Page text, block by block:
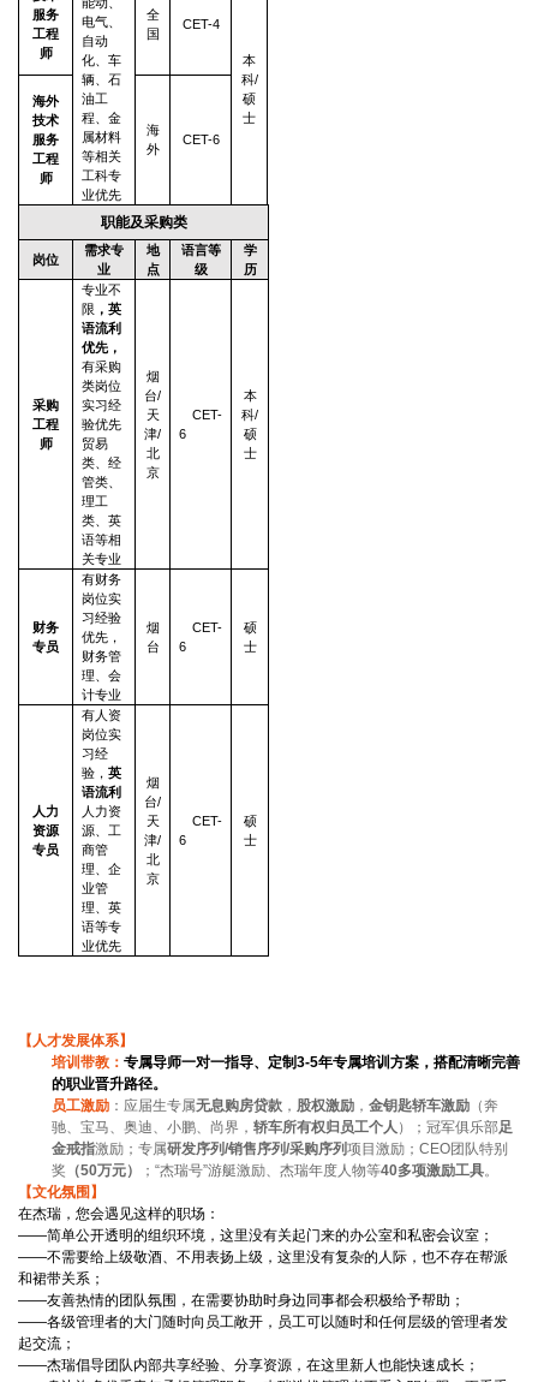
服务
工程
师
电气、
自动
化、车
辆、石
油工
程、金
属材料
等相关
工科专
业优先
全
国
CET-4
本
科/
硕
士
海外
技术
服务
工程
师
海
外
CET-6
职能及采购类
岗位
需求专
业
地
点
语言等
级
学
历
采购
工程
师
专业不
限 ，英
语流利
优先，
有采购
类岗位
实习经
验优先
贸易
类、经
管类、
理工
类、英
语等相
关专业
烟
台/
天
津/
北
京
CET-
6
本
科/
硕
士
财务
专员
有财务
岗位实
习经验
优先，
财务管
理、会
计专业
烟
台
CET-
6
硕
士
人力
资源
专员
有人资
岗位实
习经
验， 英
语流利
人力资
源、工
商管
理、企
业管
理、英
语等专
业优先
烟
台/
天
津/
北
京
CET-
6
硕
士
【人才发展体系】
培训带教： 专属导师一对一指导、定制3-5年专属培训方案，搭配清晰完善
的职业晋升路径。
员工激励 ：应届生专属无息购房贷款 ， 股权激励 ， 金钥匙轿车激励 （奔
驰、宝马、奥迪、小鹏、尚界， 轿车所有权归员工个人 ）；冠军俱乐部足
金戒指激励；专属研发序列/销售序列/采购序列项目激励；CEO团队特别
奖 （50万元） ；“杰瑞号”游艇激励、杰瑞年度人物等40多项激励工具。
【文化氛围】
在杰瑞，您会遇见这样的职场：
——简单公开透明的组织环境，这里没有关起门来的办公室和私密会议室；
——不需要给上级敬酒、不用表扬上级，这里没有复杂的人际，也不存在帮派
和裙带关系；
——友善热情的团队氛围，在需要协助时身边同事都会积极给予帮助；
——各级管理者的大门随时向员工敞开，员工可以随时和任何层级的管理者发
起交流；
——杰瑞倡导团队内部共享经验、分享资源，在这里新人也能快速成长；